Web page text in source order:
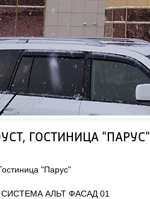
ГОСТИНИЦА "ПАРУС"
"Парус"
АЛЬТ ФАСАД 01